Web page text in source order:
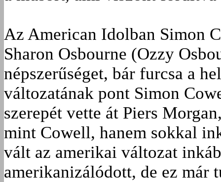
Az American Idolban Simon
Sharon Osbourne (Ozzy
népszerűséget, bár furcsa a
változatának pont Simon
szerepét vette át Piers
mint Cowell, hanem sokkal
vált az amerikai változat
amerikanizálódott, de ez már